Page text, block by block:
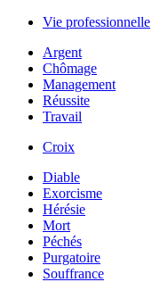
Vie professionnelle
Argent
Chômage
Management
Réussite
Travail
Croix
Diable
Exorcisme
Hérésie
Mort
Péchés
Purgatoire
Souffrance